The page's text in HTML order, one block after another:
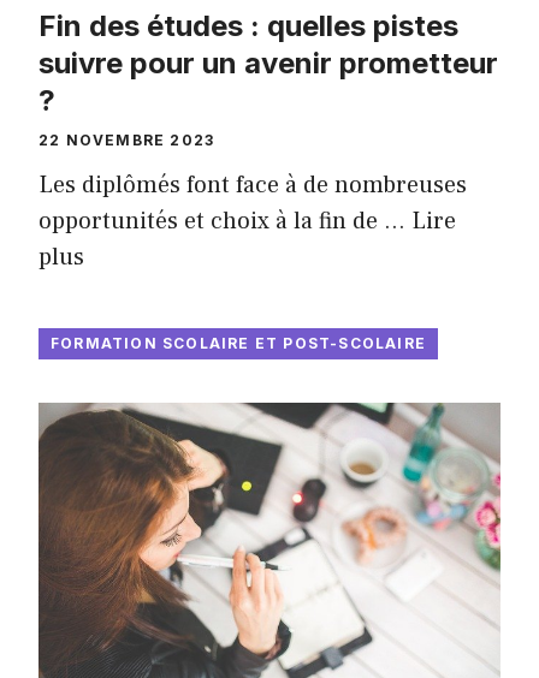
Fin des études : quelles pistes
suivre pour un avenir prometteur
?
22 NOVEMBRE 2023
Les diplômés font face à de nombreuses
opportunités et choix à la fin de … Lire
plus
FORMATION SCOLAIRE ET POST-SCOLAIRE